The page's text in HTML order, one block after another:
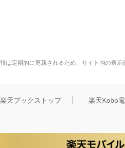
は定期的に更新されるため、サイト内の表
楽天ブックストップ 楽天Kobo